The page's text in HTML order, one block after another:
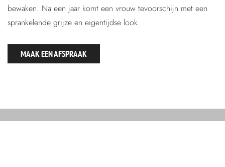
bewaken. Na een jaar komt een vrouw tevoorschijn met een
sprankelende grijze en eigentijdse look.
MAAK EEN AFSPRAAK